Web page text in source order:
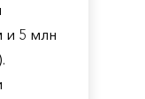
и 5 млн